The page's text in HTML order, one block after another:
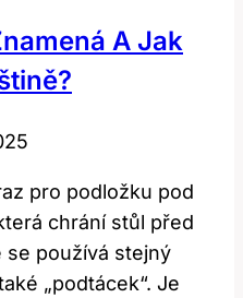
A Jak
pro podložku pod
chrání stůl před
se používá stejný
„podtácek“. Je